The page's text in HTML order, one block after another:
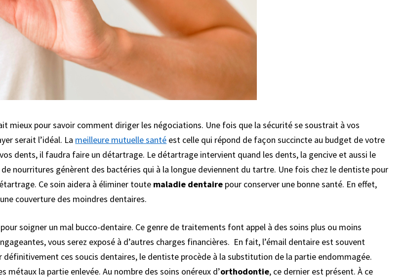
mieux pour savoir comment diriger les négociations. Une fois que la sécurité se soustrait à vos
serait l’idéal. La meilleure mutuelle santé est celle qui répond de façon succincte au budget de votre
dents, il faudra faire un détartrage. Le détartrage intervient quand les dents, la gencive et aussi le
nourritures génèrent des bactéries qui à la longue deviennent du tartre. Une fois chez le dentiste pour
Ce soin aidera à éliminer toute maladie dentaire pour conserver une bonne santé. En effet,
couverture des moindres dentaires.
soigner un mal bucco-dentaire. Ce genre de traitements font appel à des soins plus ou moins
vous serez exposé à d’autres charges financières. En fait, l’émail dentaire est souvent
ces soucis dentaires, le dentiste procède à la substitution de la partie endommagée.
métaux la partie enlevée. Au nombre des soins onéreux d’orthodontie, ce dernier est présent. À ce